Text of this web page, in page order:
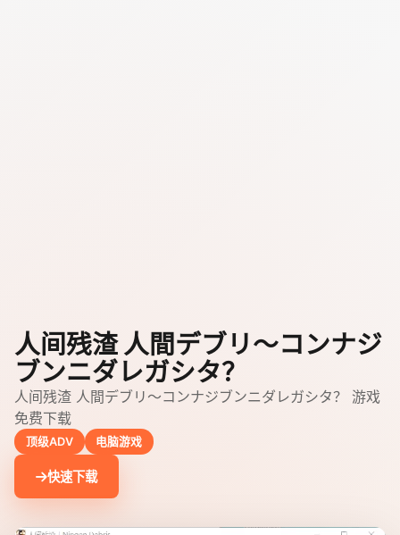
人间残渣 人間デブリ～コンナジ
ブンニダレガシタ？
人间残渣 人間デブリ～コンナジブンニダレガシタ？ 游戏
免费下载
顶级ADV 电脑游戏
快速下载